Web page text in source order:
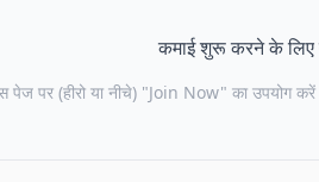
कमाई शुरू करने के लिए
पेज पर (हीरो या नीचे) "Join Now" का उपयोग